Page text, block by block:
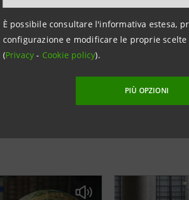
È possibile consultare l'informativa estesa,
configurazione e modificare le proprie
(Privacy- Cookie policy).
PIÙ OPZIONI
Il fagotto